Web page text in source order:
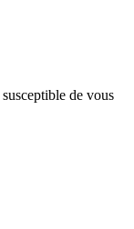
de vous